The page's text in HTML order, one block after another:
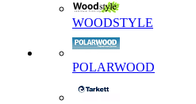
WOODSTYLE
POLARWOOD